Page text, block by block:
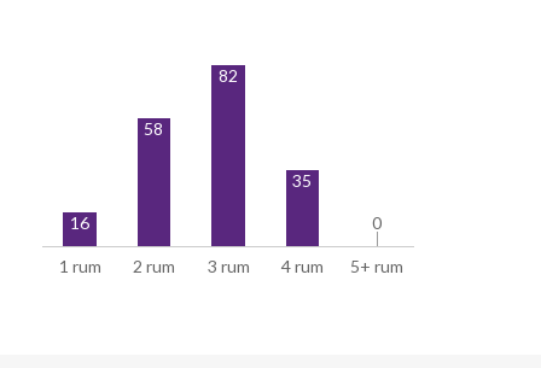
1 rum 2 rum 3 rum 4 rum 5+ rum
16
58
82
35
0
0